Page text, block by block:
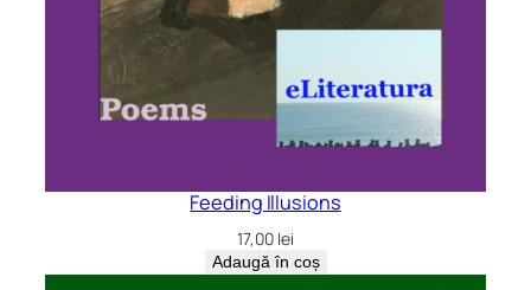
Feeding Illusions
17,00 lei
Adaugă în coș